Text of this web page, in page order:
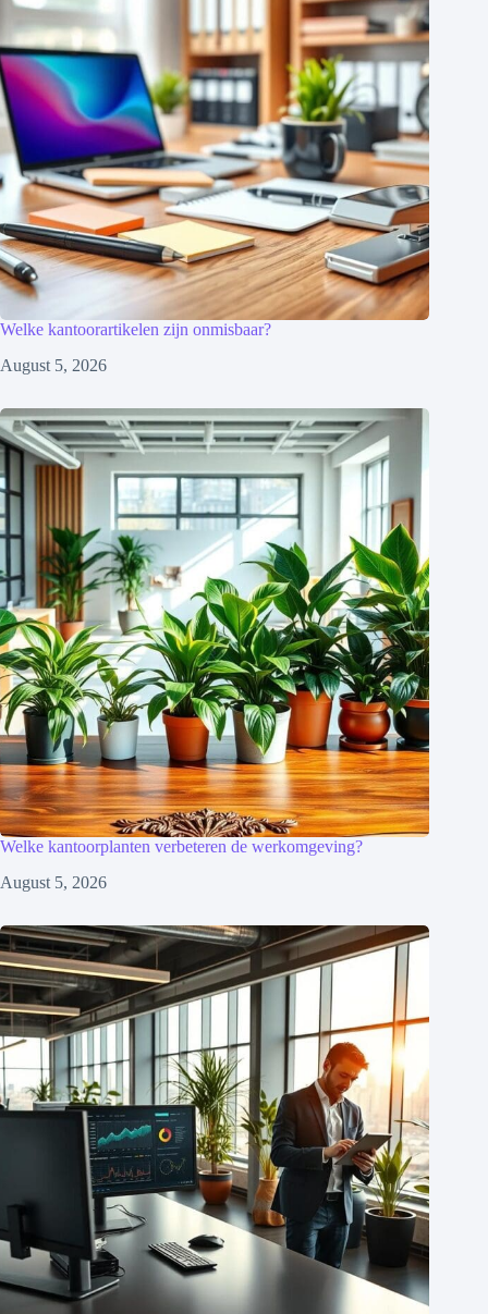
Welke kantoorartikelen zijn onmisbaar?
August 5, 2026
Welke kantoorplanten verbeteren de werkomgeving?
August 5, 2026